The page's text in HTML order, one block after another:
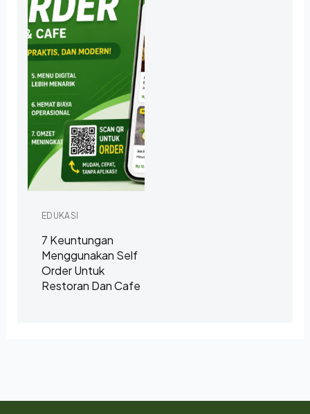
EDUKASI
7 Keuntungan
Menggunakan Self
Order Untuk
Restoran Dan Cafe